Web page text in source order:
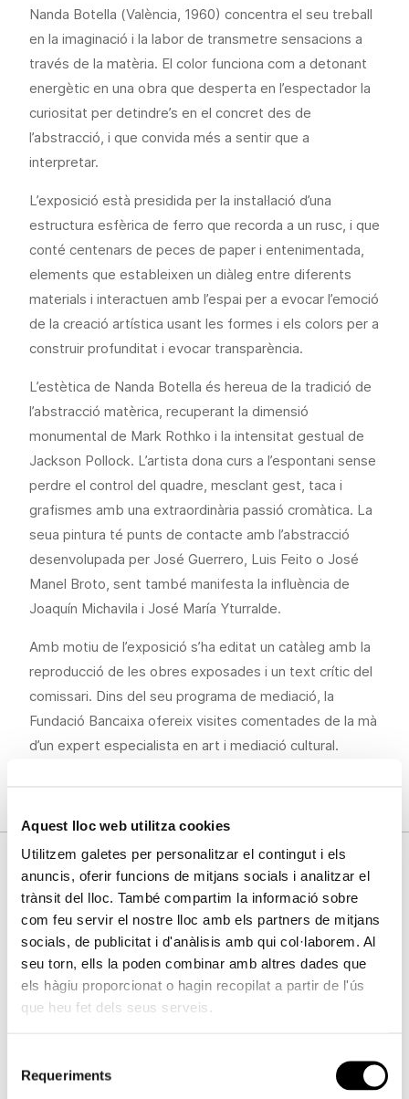
Aquest lloc web utilitza cookies
Utilitzem galetes per personalitzar el contingut i els
anuncis, oferir funcions de mitjans socials i analitzar el
trànsit del lloc. També compartim la informació sobre
com feu servir el nostre lloc amb els partners de mitjans
socials, de publicitat i d'anàlisis amb qui col·laborem. Al
seu torn, ells la poden combinar amb altres dades que
els hàgiu proporcionat o hagin recopilat a partir de l'ús
que heu fet dels seus serveis.
Requeriments
Nanda Botella (València, 1960) concentra el seu treball
en la imaginació i la labor de transmetre sensacions a
través de la matèria. El color funciona com a detonant
energètic en una obra que desperta en l’espectador la
curiositat per detindre’s en el concret des de
l’abstracció, i que convida més a sentir que a
interpretar.
L’exposició està presidida per la instal·lació d’una
estructura esfèrica de ferro que recorda a un rusc, i que
conté centenars de peces de paper i entenimentada,
elements que estableixen un diàleg entre diferents
materials i interactuen amb l’espai per a evocar l’emoció
de la creació artística usant les formes i els colors per a
construir profunditat i evocar transparència.
L’estètica de Nanda Botella és hereua de la tradició de
l’abstracció matèrica, recuperant la dimensió
monumental de Mark Rothko i la intensitat gestual de
Jackson Pollock. L’artista dona curs a l’espontani sense
perdre el control del quadre, mesclant gest, taca i
grafismes amb una extraordinària passió cromàtica. La
seua pintura té punts de contacte amb l’abstracció
desenvolupada per José Guerrero, Luis Feito o José
Manel Broto, sent també manifesta la influència de
Joaquín Michavila i José María Yturralde.
Amb motiu de l’exposició s’ha editat un catàleg amb la
reproducció de les obres exposades i un text crític del
comissari. Dins del seu programa de mediació, la
Fundació Bancaixa ofereix visites comentades de la mà
d’un expert especialista en art i mediació cultural.
Fotos
Per favor, accepte les cookies d' estadístiques, màrqueting
per a veure este element.